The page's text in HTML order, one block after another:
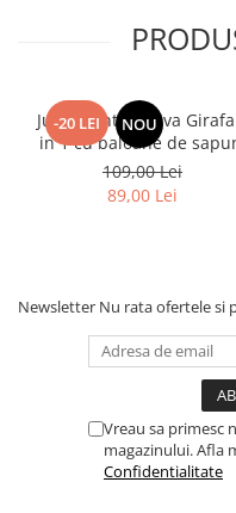
-20 LEI NOU
Jucarie interactiva
in 1 cu baloane de
lumini si maner de impins
109,00 Lei
89,00 Lei
Newsletter Nu rata ofertele si
Vreau sa primesc
magazinului. Afla
Confidentialitate